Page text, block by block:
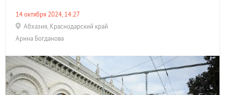
14 октября 2024, 14:27
Абхазия, Краснодарский край
Арина Богданова